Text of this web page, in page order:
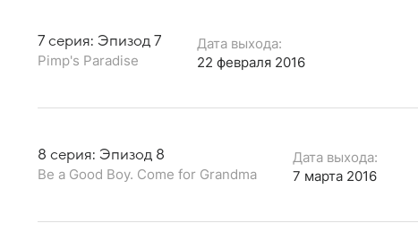
7 серия: Эпизод 7
Pimp's Paradise
Дата выхода:
22 февраля 2016
8 серия: Эпизод 8
Be a Good Boy. Come for Grandma
Дата выхода:
7 марта 2016